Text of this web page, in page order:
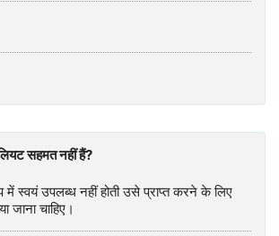
सहमत नहीं हैं?
में स्वयं उपलब्ध नहीं होती उसे प्राप्त करने के लिए
जाना चाहिए।